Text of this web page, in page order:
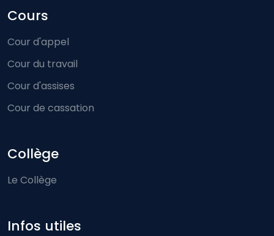
Cours
Cour d'appel
Cour du travail
Cour d'assises
Cour de cassation
Collège
Le Collège
Infos utiles